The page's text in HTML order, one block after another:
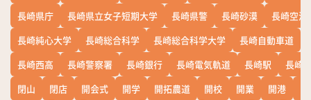
長崎県庁
長崎県立女子短期大学 長崎県警 長崎砂漠
長崎空港
長崎純心大学
長崎総合科学 長崎総合科学大学 長崎自動車道
長崎西高
長崎警察署 長崎銀行 長崎電気軌道 長崎駅
長崎
閉山
閉店 開会式 開学 開拓農道 開校 開業 開港